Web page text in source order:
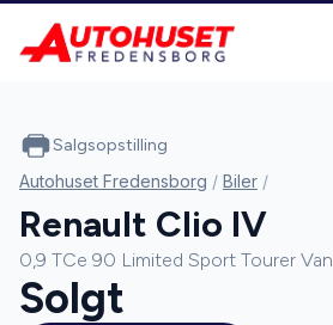
Salgsopstilling
Autohuset Fredensborg / Biler /
Renault Clio IV
0,9 TCe 90 Limited Sport Tourer Van
Solgt